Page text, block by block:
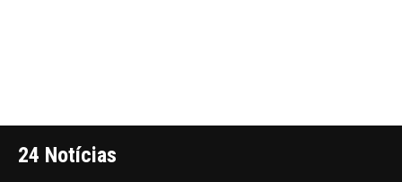
24 Notícias